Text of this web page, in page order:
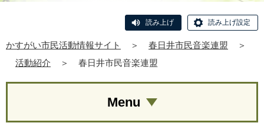
読み上げ 読み上げ設定
かすがい市民活動情報サイト ＞ 春日井市民音楽連盟
＞
活動紹介
＞ 春日井市民音楽連盟
Menu